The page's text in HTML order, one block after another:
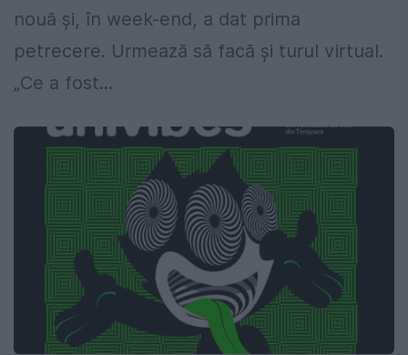
nouă și, în week-end, a dat prima
petrecere. Urmează să facă și turul virtual.
„Ce a fost...